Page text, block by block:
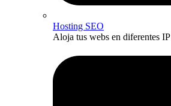
Hosting SEO
Aloja tus webs en diferentes IP